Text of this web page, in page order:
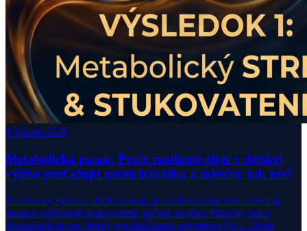
Výskum 2026
Metabolická pasca: Prečo rastlinné oleje v detskej
výžive preťažujú pečeň bábätka a mliečny tuk nie?
Prelomový výskum 2026 ukázal, že rastlinné oleje bez mliečnej
matrice spôsobujú stukovatenie pečene dojčiat. Mliečny tuk a
cholesterol sú pre detský metabolizmus prirodzenejšie a ľahšie